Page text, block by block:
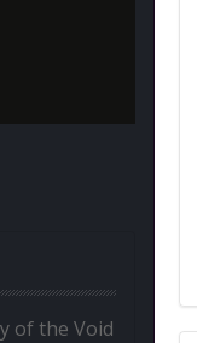
of the Void